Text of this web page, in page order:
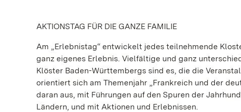
AKTIONSTAG FÜR DIE GANZE FAMILIE
Am „Erlebnistag“ entwickelt jedes teilnehmende
ganz eigenes Erlebnis. Vielfältige und ganz
Klöster Baden-Württembergs sind es, die die
orientiert sich am Themenjahr „Frankreich und der
daran aus, mit Führungen auf den Spuren der
Ländern, und mit Aktionen und Erlebnissen.